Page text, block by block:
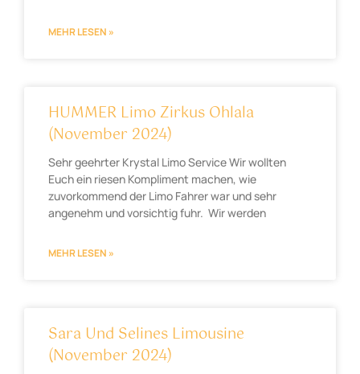
MEHR LESEN »
HUMMER Limo Zirkus Ohlala
(November 2024)
Sehr geehrter Krystal Limo Service Wir wollten
Euch ein riesen Kompliment machen, wie
zuvorkommend der Limo Fahrer war und sehr
angenehm und vorsichtig fuhr. Wir werden
MEHR LESEN »
Sara Und Selines Limousine
(November 2024)